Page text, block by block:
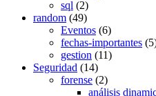
sql (2)
random (49)
Eventos (6)
fechas-importantes
gestion (11)
Seguridad (14)
forense (2)
análisis